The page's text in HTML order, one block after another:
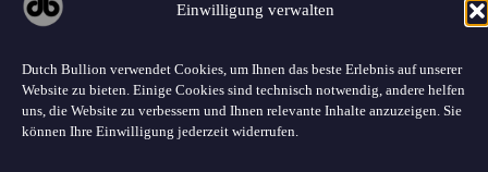
Einwilligung verwalten
Dutch Bullion verwendet Cookies, um Ihnen das beste Erlebnis auf unserer
Website zu bieten. Einige Cookies sind technisch notwendig, andere helfen
uns, die Website zu verbessern und Ihnen relevante Inhalte anzuzeigen. Sie
können Ihre Einwilligung jederzeit widerrufen.